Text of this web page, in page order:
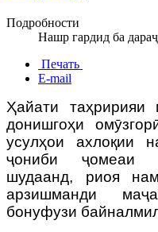
Подробности
Нашр гардид ба
Печать
E-mail
Ҳайати таҳририяи
донишгоҳи
усулҳои ахлоқии
ҷониби ҷомеаи
шудаанд, риоя
арзишманди
бонуфузи